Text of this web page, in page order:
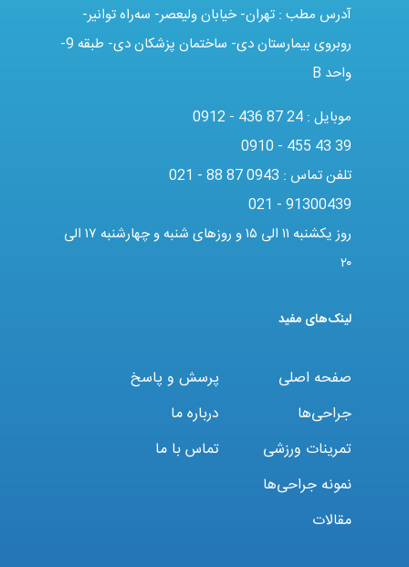
آدرس مطب : تهران- خیابان ولیعصر- سه‌راه توانیر-
روبروی بیمارستان دی- ساختمان پزشکان دی- طبقه 9-
واحد B
موبایل : 0912 - 436 87 24
0910 - 455 43 39
تلفن تماس : 021 - 88 87 0943
021 - 91300439
روز یکشنبه ۱۱ الی ۱۵ و روزهای شنبه و چهارشنبه ۱۷ الی
۲۰
لینک‌های مفید
صفحه اصلی
جراحی‌ها
تمرینات ورزشی
نمونه جراحی‌ها
مقالات
پرسش و پاسخ
درباره ما
تماس با ما